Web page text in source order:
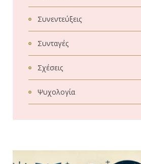
Συνεντεύξεις
Συνταγές
Σχέσεις
Ψυχολογία